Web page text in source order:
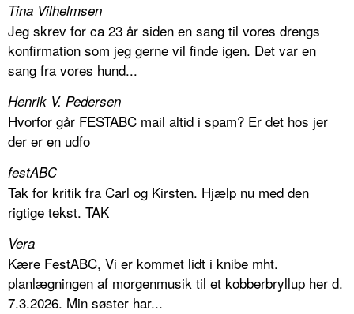
Tina Vilhelmsen
Jeg skrev for ca 23 år siden en sang til vores drengs
konfirmation som jeg gerne vil finde igen. Det var en
sang fra vores hund...
Henrik V. Pedersen
Hvorfor går FESTABC mail altid i spam? Er det hos jer
der er en udfo
festABC
Tak for kritik fra Carl og Kirsten. Hjælp nu med den
rigtige tekst. TAK
Vera
Kære FestABC, Vi er kommet lidt i knibe mht.
planlægningen af morgenmusik til et kobberbryllup her d.
7.3.2026. Min søster har...